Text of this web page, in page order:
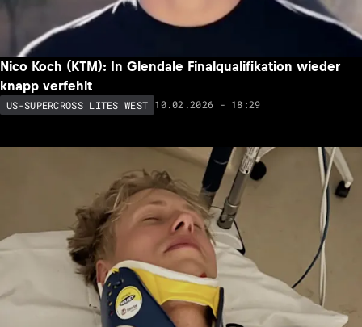
Nico Koch (KTM): In Glendale Finalqualifikation wieder
knapp verfehlt
US-SUPERCROSS LITES WEST 10.02.2026 - 18:29